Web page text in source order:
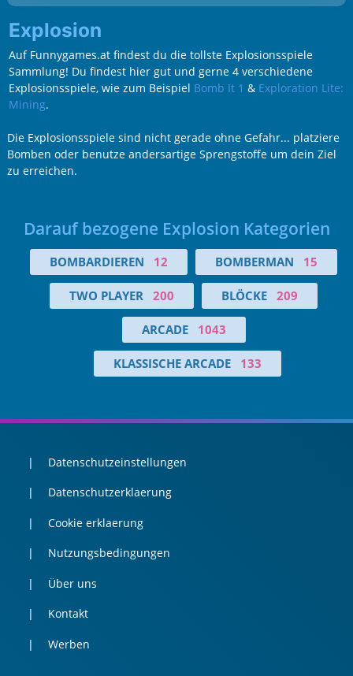
Explosion
Auf Funnygames.at findest du die tollste Explosionsspiele
Sammlung! Du findest hier gut und gerne 4 verschiedene
Explosionsspiele, wie zum Beispiel Bomb It 1 & Exploration Lite:
Mining.
Die Explosionsspiele sind nicht gerade ohne Gefahr... platziere
Bomben oder benutze andersartige Sprengstoffe um dein Ziel
zu erreichen.
Darauf bezogene Explosion Kategorien
BOMBARDIEREN 12 BOMBERMAN 15
TWO PLAYER 200 BLÖCKE 209
ARCADE 1043
KLASSISCHE ARCADE 133
Datenschutzeinstellungen
Datenschutzerklaerung
Cookie erklaerung
Nutzungsbedingungen
Über uns
Kontakt
Werben